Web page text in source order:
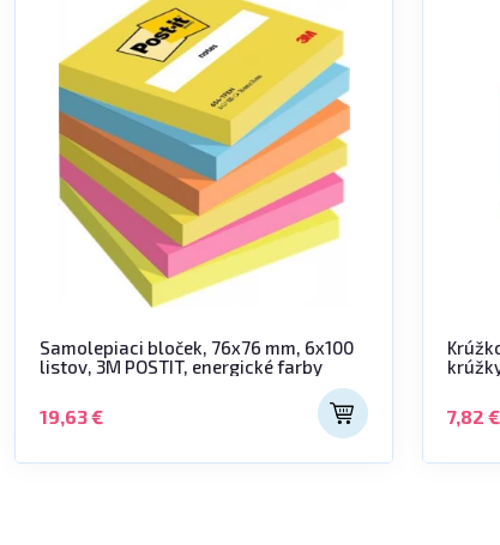
Samolepiaci bloček, 76x76 mm, 6x100
listov, 3M POSTIT, energické farby
19,63 € 7,82 €